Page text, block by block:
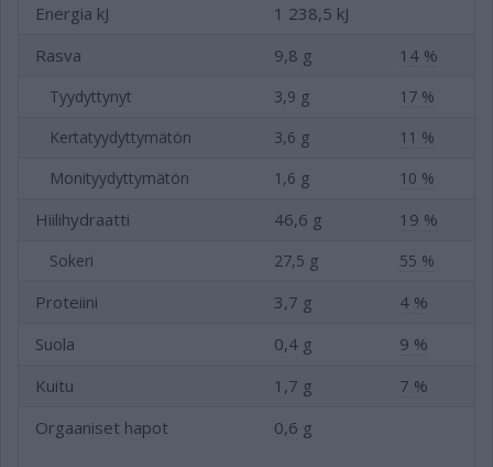
Energia kJ
1 238,5 kJ
Rasva
9,8 g 14 %
Tyydyttynyt 3,9 g
17 %
Kertatyydyttymätön
3,6 g
11 %
Monityydyttymätön
1,6 g 10 %
Hiilihydraatti 46,6 g 19 %
Sokeri 27,5 g 55 %
Proteiini 3,7 g
4 %
Suola
0,4 g
9 %
Kuitu
1,7 g
7 %
Orgaaniset hapot
0,6 g